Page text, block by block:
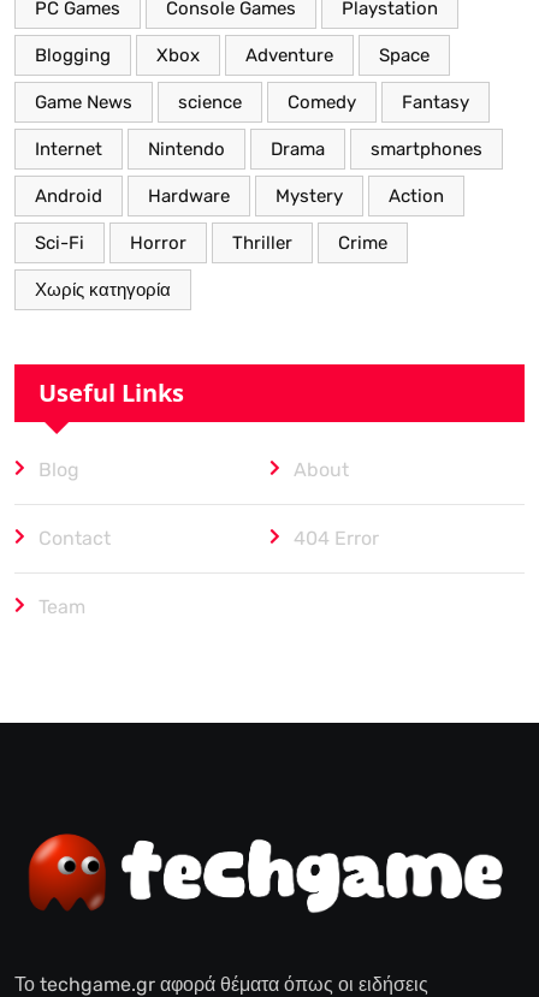
PC Games Console Games Playstation
Blogging Xbox Adventure Space
Game News science Comedy Fantasy
Internet Nintendo Drama smartphones
Android Hardware Mystery Action
Sci-Fi Horror Thriller Crime
Χωρίς κατηγορία
Useful Links
Blog About
Contact 404 Error
Team
Το techgame.gr αφορά θέματα όπως οι ειδήσεις